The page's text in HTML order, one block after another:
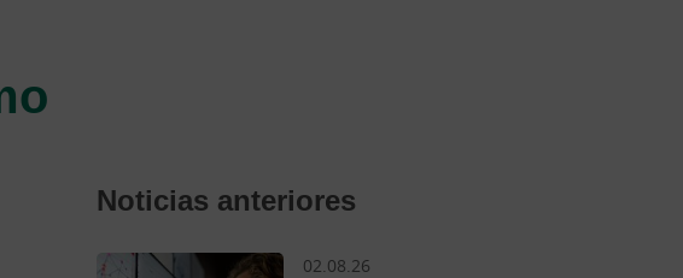
Noticias anteriores
02.08.26